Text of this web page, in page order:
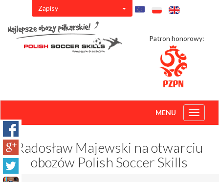
Zapisy
Patron honorowy:
Toggle
MENU
Radosław Majewski na otwarciu
obozów Polish Soccer Skills